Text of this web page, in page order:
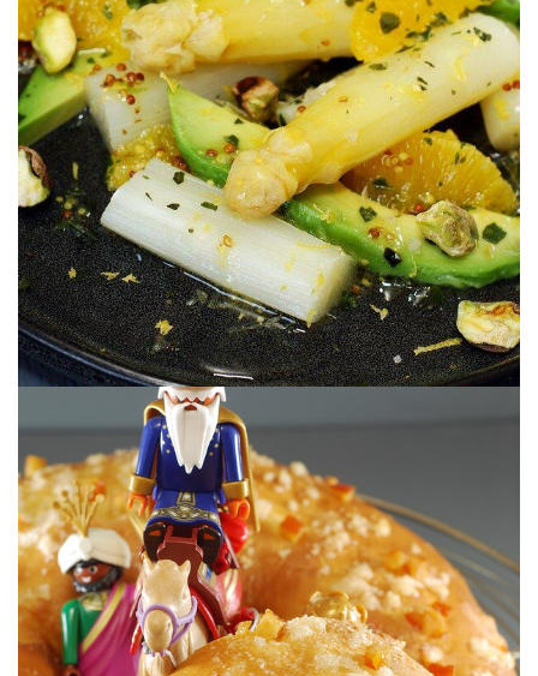
ESPÁRRAGOS CON NARANJA &
AGUACATE
Más de temporada, ¡imposible!